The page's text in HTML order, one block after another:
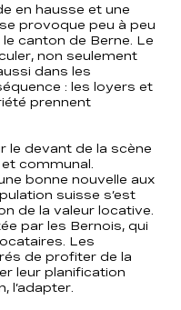
en hausse et une
provoque peu à peu
canton de Berne. Le
non seulement
dans les
: les loyers et
prennent
le devant de la scène
communal.
bonne nouvelle aux
suisse s’est
de la valeur locative.
par les Bernois, qui
Les
de profiter de la
leur planification
l’adapter.